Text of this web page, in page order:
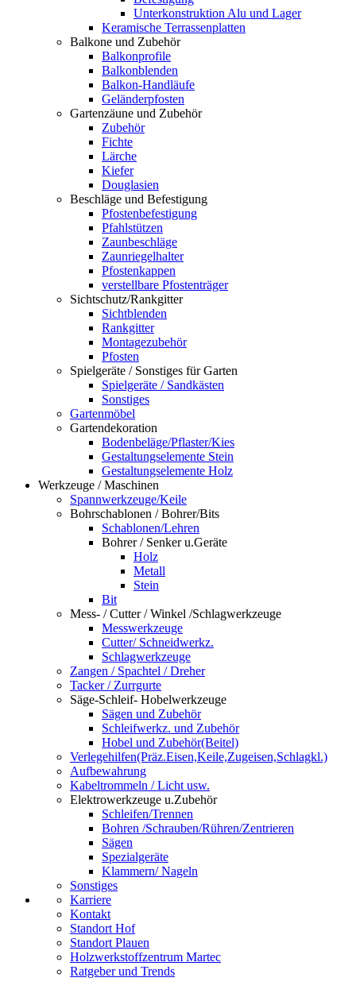
Unterkonstruktion Alu und Lager
Keramische Terrassenplatten
Balkone und Zubehör
Balkonprofile
Balkonblenden
Balkon-Handläufe
Geländerpfosten
Gartenzäune und Zubehör
Zubehör
Fichte
Lärche
Kiefer
Douglasien
Beschläge und Befestigung
Pfostenbefestigung
Pfahlstützen
Zaunbeschläge
Zaunriegelhalter
Pfostenkappen
verstellbare Pfostenträger
Sichtschutz/Rankgitter
Sichtblenden
Rankgitter
Montagezubehör
Pfosten
Spielgeräte / Sonstiges für Garten
Spielgeräte / Sandkästen
Sonstiges
Gartenmöbel
Gartendekoration
Bodenbeläge/Pflaster/Kies
Gestaltungselemente Stein
Gestaltungselemente Holz
Werkzeuge / Maschinen
Spannwerkzeuge/Keile
Bohrschablonen / Bohrer/Bits
Schablonen/Lehren
Bohrer / Senker u.Geräte
Holz
Metall
Stein
Bit
Mess- / Cutter / Winkel /Schlagwerkzeuge
Messwerkzeuge
Cutter/ Schneidwerkz.
Schlagwerkzeuge
Zangen / Spachtel / Dreher
Tacker / Zurrgurte
Säge-Schleif- Hobelwerkzeuge
Sägen und Zubehör
Schleifwerkz. und Zubehör
Hobel und Zubehör(Beitel)
Verlegehilfen(Präz.Eisen,Keile,Zugeisen,Schlagkl.)
Aufbewahrung
Kabeltrommeln / Licht usw.
Elektrowerkzeuge u.Zubehör
Schleifen/Trennen
Bohren /Schrauben/Rühren/Zentrieren
Sägen
Spezialgeräte
Klammern/ Nageln
Sonstiges
Karriere
Kontakt
Standort Hof
Standort Plauen
Holzwerkstoffzentrum Martec
Ratgeber und Trends